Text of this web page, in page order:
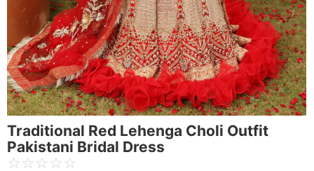
Traditional Red Lehenga Choli Outfit
Pakistani Bridal Dress
☆☆☆☆☆